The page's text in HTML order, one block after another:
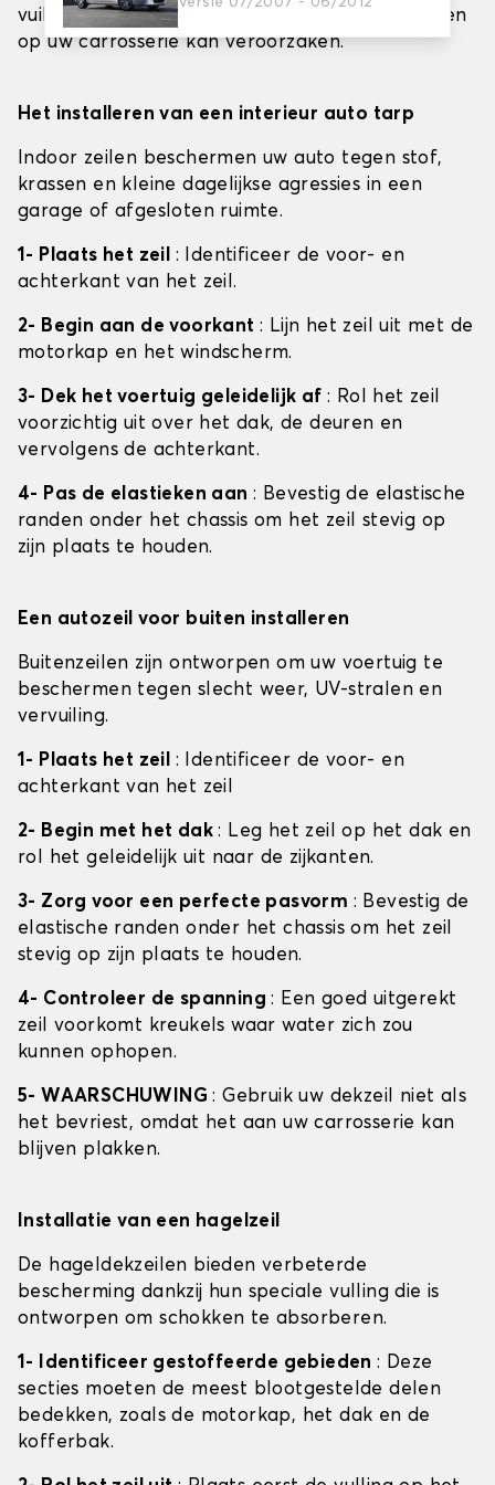
vuil of puin aan het zeil blijft kleven, wat krassen
op uw carrosserie kan veroorzaken.
Het installeren van een interieur auto tarp
Indoor zeilen beschermen uw auto tegen stof,
krassen en kleine dagelijkse agressies in een
garage of afgesloten ruimte.
1- Plaats het zeil : Identificeer de voor- en
achterkant van het zeil.
2- Begin aan de voorkant : Lijn het zeil uit met de
motorkap en het windscherm.
3- Dek het voertuig geleidelijk af : Rol het zeil
voorzichtig uit over het dak, de deuren en
vervolgens de achterkant.
4- Pas de elastieken aan : Bevestig de elastische
randen onder het chassis om het zeil stevig op
zijn plaats te houden.
Een autozeil voor buiten installeren
Buitenzeilen zijn ontworpen om uw voertuig te
beschermen tegen slecht weer, UV-stralen en
vervuiling.
1- Plaats het zeil : Identificeer de voor- en
achterkant van het zeil
2- Begin met het dak: Leg het zeil op het dak en
rol het geleidelijk uit naar de zijkanten.
3- Zorg voor een perfecte pasvorm : Bevestig de
elastische randen onder het chassis om het zeil
stevig op zijn plaats te houden.
4- Controleer de spanning: Een goed uitgerekt
zeil voorkomt kreukels waar water zich zou
kunnen ophopen.
5- WAARSCHUWING: Gebruik uw dekzeil niet als
het bevriest, omdat het aan uw carrosserie kan
blijven plakken.
Installatie van een hagelzeil
De hageldekzeilen bieden verbeterde
bescherming dankzij hun speciale vulling die is
ontworpen om schokken te absorberen.
1- Identificeer gestoffeerde gebieden: Deze
secties moeten de meest blootgestelde delen
bedekken, zoals de motorkap, het dak en de
kofferbak.